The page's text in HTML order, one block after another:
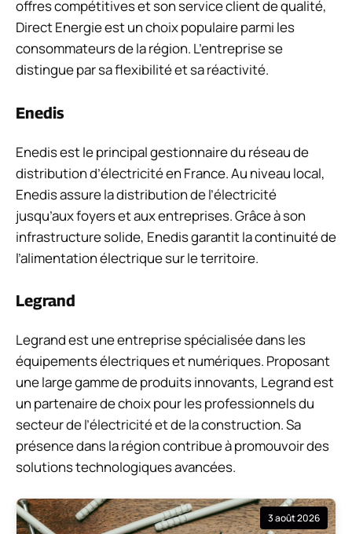
offres compétitives et son service client de qualité,
Direct Energie est un choix populaire parmi les
consommateurs de la région. L’entreprise se
distingue par sa flexibilité et sa réactivité.
Enedis
Enedis est le principal gestionnaire du réseau de
distribution d’électricité en France. Au niveau local,
Enedis assure la distribution de l’électricité
jusqu’aux foyers et aux entreprises. Grâce à son
infrastructure solide, Enedis garantit la continuité de
l’alimentation électrique sur le territoire.
Legrand
Legrand est une entreprise spécialisée dans les
équipements électriques et numériques. Proposant
une large gamme de produits innovants, Legrand est
un partenaire de choix pour les professionnels du
secteur de l’électricité et de la construction. Sa
présence dans la région contribue à promouvoir des
solutions technologiques avancées.
3 août 2026